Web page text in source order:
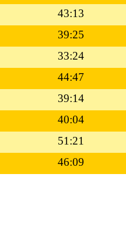
43:13
39:25
33:24
44:47
39:14
40:04
51:21
46:09